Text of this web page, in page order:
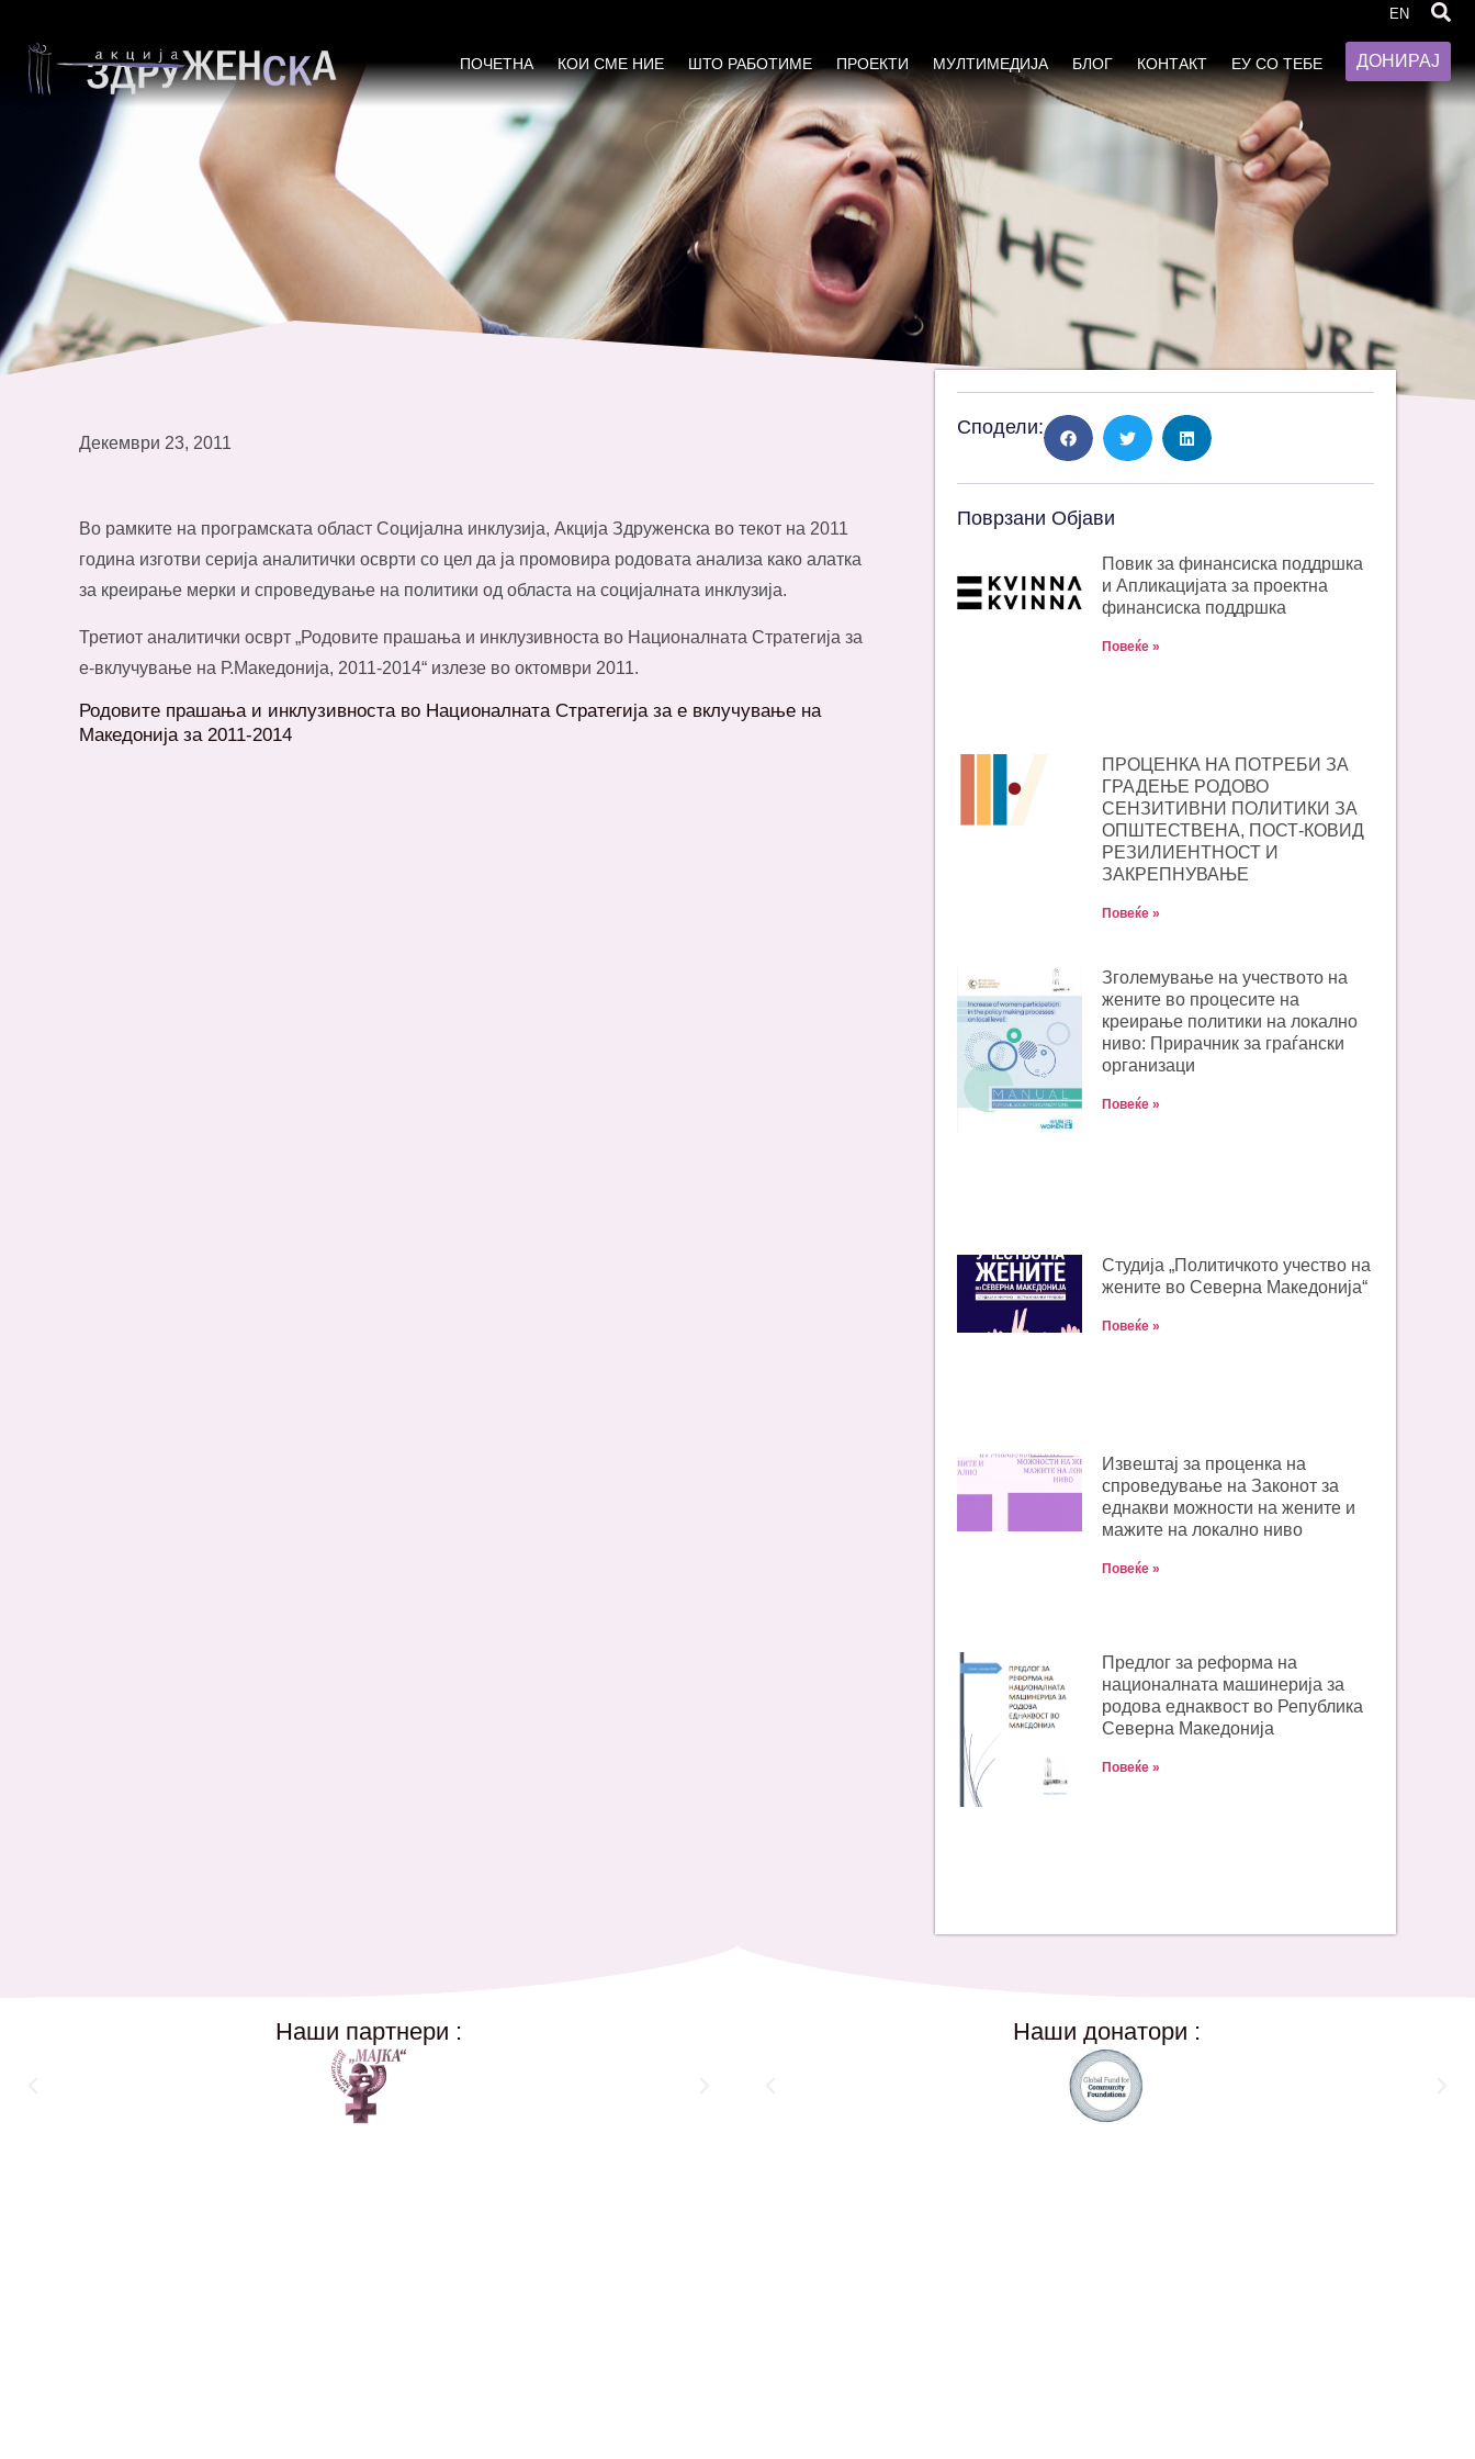
EN
ПОЧЕТНА КОИ СМЕ НИЕ ШТО РАБОТИМЕ ПРОЕКТИ МУЛТИМЕДИЈА БЛОГ КОНТАКТ ЕУ СО ТЕБЕ ДОНИРАЈ
2014“
Декември 23, 2011
Во рамките на програмската област Социјална инклузија, Акција Здруженска во текот на 2011
година изготви серија аналитички осврти со цел да ја промовира родовата анализа како алатка
за креирање мерки и спроведување на политики од областа на социјалната инклузија.
Третиот аналитички осврт „Родовите прашања и инклузивноста во Националната Стратегија за
е-вклучување на Р.Македонија, 2011-2014“ излезе во октомври 2011.
Родовите прашања и инклузивноста во Националната Стратегија за е вклучување на
Македонија за 2011-2014
Сподели:
Поврзани Објави
Повик за финансиска поддршка
и Апликацијата за проектна
финансиска поддршка
Повеќе »
ПРОЦЕНКА НА ПОТРЕБИ ЗА
ГРАДЕЊЕ РОДОВО
СЕНЗИТИВНИ ПОЛИТИКИ ЗА
ОПШТЕСТВЕНА, ПОСТ-КОВИД
РЕЗИЛИЕНТНОСТ И
ЗАКРЕПНУВАЊЕ
Повеќе »
Зголемување на учеството на
жените во процесите на
креирање политики на локално
ниво: Прирачник за граѓански
организаци
Повеќе »
Студија „Политичкото учество на
жените во Северна Македонија“
Повеќе »
Извештај за проценка на
спроведување на Законот за
еднакви можности на жените и
мажите на локално ниво
Повеќе »
Предлог за реформа на
националната машинерија за
родова еднаквост во Република
Северна Македонија
Повеќе »
Наши партнери : Наши донатори :